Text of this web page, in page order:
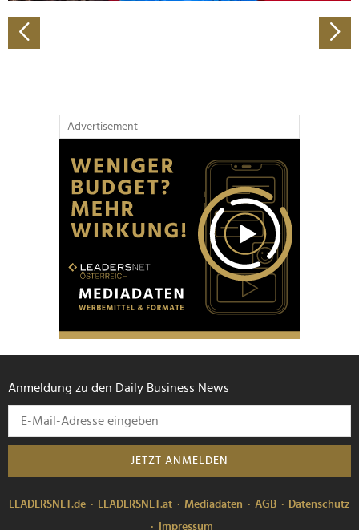
gesammelt haben.
Advertisement
Anmeldung zu den Daily Business News
JETZT ANMELDEN
LEADERSNET.de LEADERSNET.at Mediadaten AGB
Datenschutz
Impressum